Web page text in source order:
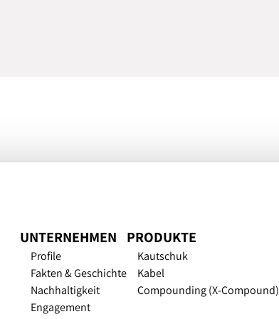
UNTERNEHMEN
Profile
Fakten & Geschichte
Nachhaltigkeit
Engagement
PRODUKTE
Kautschuk
Kabel
Compounding (X-Compound)